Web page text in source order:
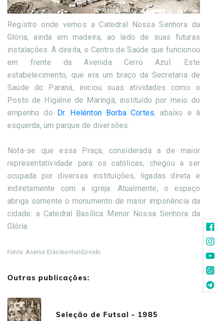
Registro onde vemos a Catedral Nossa Senhora da
Glória, ainda em madeira, ao lado de suas futuras
instalações. À direita, o Centro de Saúde que funcionou
em frente da Avenida Cerro Azul. Este
estabelecimento, que era um braço da Secretaria de
Saúde do Paraná, iniciou suas atividades como o
Posto de Higiêne de Maringá, instituído por meio do
empenho do
Dr. Helénton Borba Cortes; abaixo e à
esquerda, um parque de diversões.
Nota-se que essa Praça, considerada a de maior
representatividade para os católicas, chegou a ser
ocupada por diversas instituições, ligadas direta e
indiretamente com a igreja. Atualmente, o espaço
abriga somente o monumento de maior imponência da
cidade: a Catedral Basílica Menor Nossa Senhora da
Glória.
Fonte: Acervo Erácleo Hundzinski.
Outras publicações:
Seleção de Futsal - 1985